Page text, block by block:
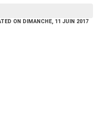
ON DIMANCHE, 11 JUIN 2017